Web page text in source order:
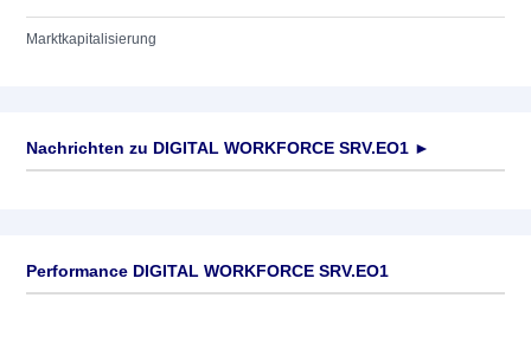
Marktkapitalisierung
Nachrichten zu DIGITAL WORKFORCE SRV.EO1 ►
Performance DIGITAL WORKFORCE SRV.EO1